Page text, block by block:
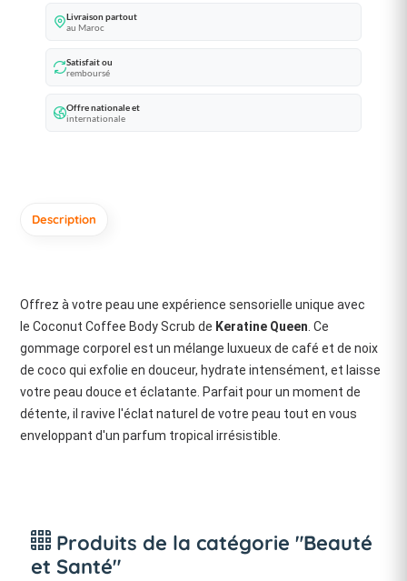
Livraison partout
au Maroc
Satisfait ou
remboursé
Offre nationale et
internationale
Description
Offrez à votre peau une expérience sensorielle unique avec
le Coconut Coffee Body Scrub de Keratine Queen. Ce
gommage corporel est un mélange luxueux de café et de noix
de coco qui exfolie en douceur, hydrate intensément, et laisse
votre peau douce et éclatante. Parfait pour un moment de
détente, il ravive l'éclat naturel de votre peau tout en vous
enveloppant d'un parfum tropical irrésistible.
Produits de la catégorie "Beauté
et Santé"